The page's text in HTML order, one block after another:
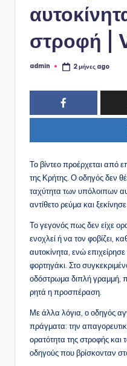
στροφή |
Συγγραφέας:
admin 2 μήνες ago
Το βίντεο προέρχεται από
της Κρήτης. Ο οδηγός δεν
ταχύτητα των υπόλοιπων
αντίθετο ρεύμα και
Το γεγονός πως δεν είχε
ενοχλεί ή να τον φοβίζει,
αυτοκίνητα, ενώ
φορτηγάκι. Στο
οδόστρωμα διπλή γραμμή,
ρητά η προσπέραση.
Με άλλα λόγια, ο οδηγός
πράγματα: την
ορατότητα της στροφής και
οδηγούς που βρίσκονταν